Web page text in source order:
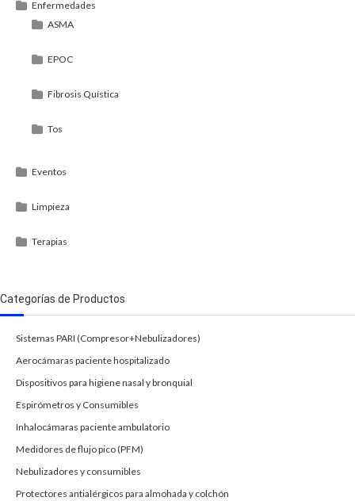
Enfermedades
ASMA
EPOC
Fibrosis Quística
Tos
Eventos
Limpieza
Terapias
Categorías de Productos
Sistemas PARI (Compresor+Nebulizadores)
Aerocámaras paciente hospitalizado
Dispositivos para higiene nasal y bronquial
Espirómetros y Consumibles
Inhalocámaras paciente ambulatorio
Medidores de flujo pico (PFM)
Nebulizadores y consumibles
Protectores antialérgicos para almohada y colchón